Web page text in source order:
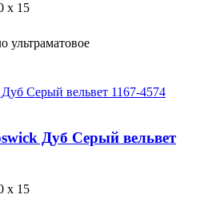
x 15
ультраматовое
Серый вельвет 1167-4574
Дуб Серый вельвет
x 15